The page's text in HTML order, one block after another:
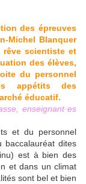
des épreuves
Michel Blanquer
scientiste et
des élèves,
du personnel
appétits des
éducatif.
enseignant·es
et du personnel
baccalauréat dites
est à bien des
et dans un climat
sont bel et bien